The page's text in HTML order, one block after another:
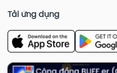
Tải ứng dụng